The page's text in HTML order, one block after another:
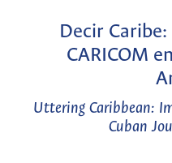
Decir
CARICOM
Uttering Caribbean:
Cuban